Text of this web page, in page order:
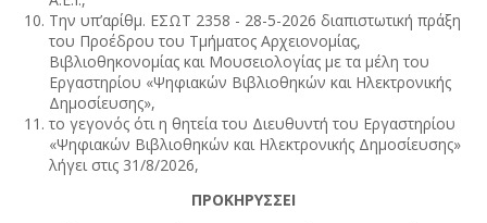
Την υπ’αρίθμ. ΕΣΩΤ 2358 - 28-5-2026 διαπιστωτική πράξη
του Προέδρου του Τμήματος Αρχειονομίας,
Βιβλιοθηκονομίας και Μουσειολογίας με τα μέλη του
Εργαστηρίου «Ψηφιακών Βιβλιοθηκών και Ηλεκτρονικής
Δημοσίευσης»,
το γεγονός ότι η θητεία του Διευθυντή του Εργαστηρίου
«Ψηφιακών Βιβλιοθηκών και Ηλεκτρονικής Δημοσίευσης»
λήγει στις 31/8/2026,
ΠΡΟΚΗΡΥΣΣΕΙ